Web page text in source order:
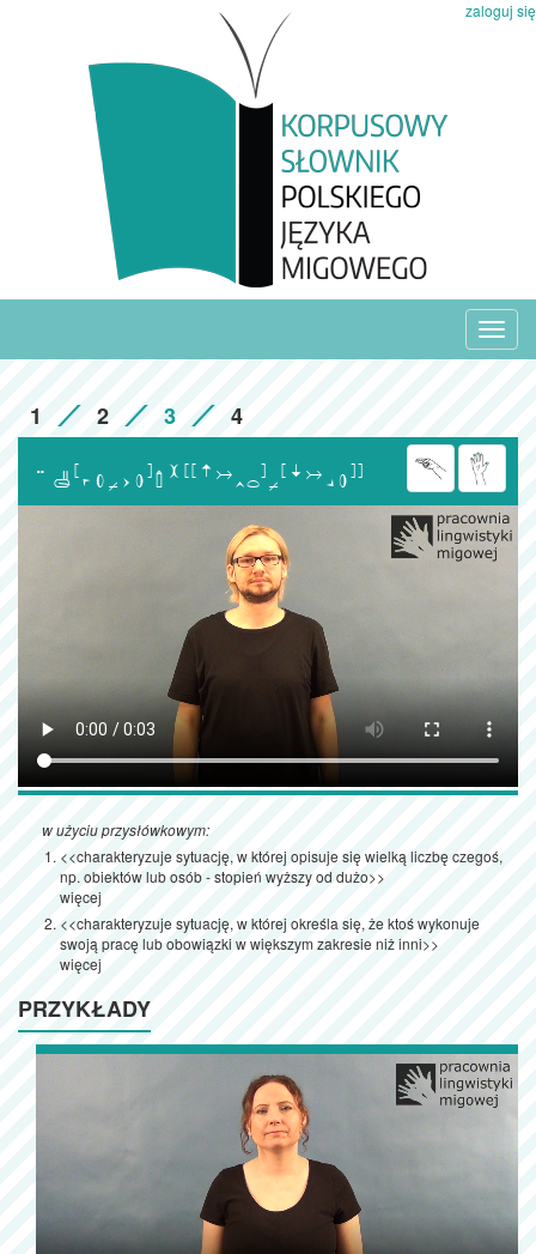
zaloguj się
1 2 3 4

w użyciu przysłówkowym:
<<charakteryzuje sytuację, w której opisuje się wielką liczbę czegoś,
np. obiektów lub osób - stopień wyższy od dużo>>
więcej
<<charakteryzuje sytuację, w której określa się, że ktoś wykonuje
swoją pracę lub obowiązki w większym zakresie niż inni>>
więcej
PRZYKŁADY